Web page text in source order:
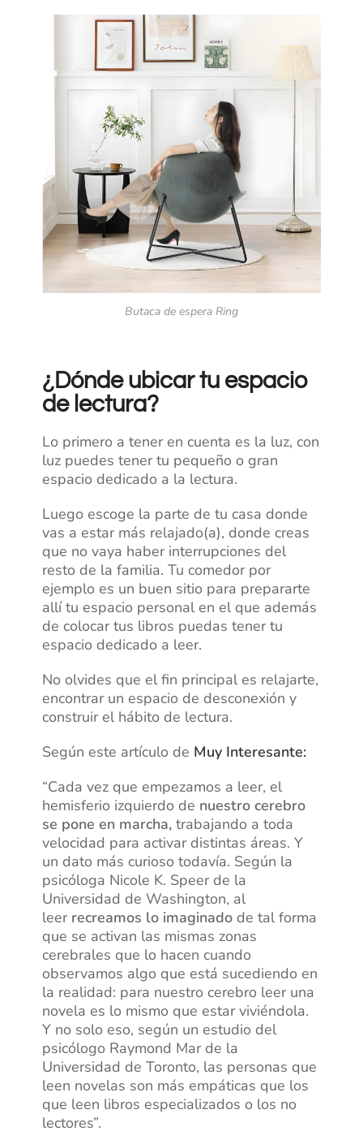
Butaca de espera Ring
¿Dónde ubicar tu espacio
de lectura?
Lo primero a tener en cuenta es la luz, con
luz puedes tener tu pequeño o gran
espacio dedicado a la lectura.
Luego escoge la parte de tu casa donde
vas a estar más relajado(a), donde creas
que no vaya haber interrupciones del
resto de la familia. Tu comedor por
ejemplo es un buen sitio para prepararte
allí tu espacio personal en el que además
de colocar tus libros puedas tener tu
espacio dedicado a leer.
No olvides que el fin principal es relajarte,
encontrar un espacio de desconexión y
construir el hábito de lectura.
Según este artículo de Muy Interesante:
“Cada vez que empezamos a leer, el
hemisferio izquierdo de nuestro cerebro
se pone en marcha, trabajando a toda
velocidad para activar distintas áreas. Y
un dato más curioso todavía. Según la
psicóloga Nicole K. Speer de la
Universidad de Washington, al
leer recreamos lo imaginado de tal forma
que se activan las mismas zonas
cerebrales que lo hacen cuando
observamos algo que está sucediendo en
la realidad: para nuestro cerebro leer una
novela es lo mismo que estar viviéndola.
Y no solo eso, según un estudio del
psicólogo Raymond Mar de la
Universidad de Toronto, las personas que
leen novelas son más empáticas que los
que leen libros especializados o los no
lectores”.